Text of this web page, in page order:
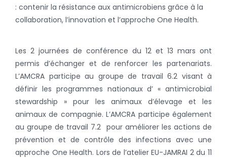
: contenir la résistance aux antimicrobiens grâce à la
collaboration, l’innovation et l’approche One Health.
Les 2 journées de conférence du 12 et 13 mars ont
permis d’échanger et de renforcer les partenariats.
L’AMCRA participe au groupe de travail 6.2 visant à
définir les programmes nationaux d’ « antimicrobial
stewardship » pour les animaux d’élevage et les
animaux de compagnie. L’AMCRA participe également
au groupe de travail 7.2 pour améliorer les actions de
prévention et de contrôle des infections avec une
approche One Health. Lors de l’atelier EU-JAMRAI 2 du 11